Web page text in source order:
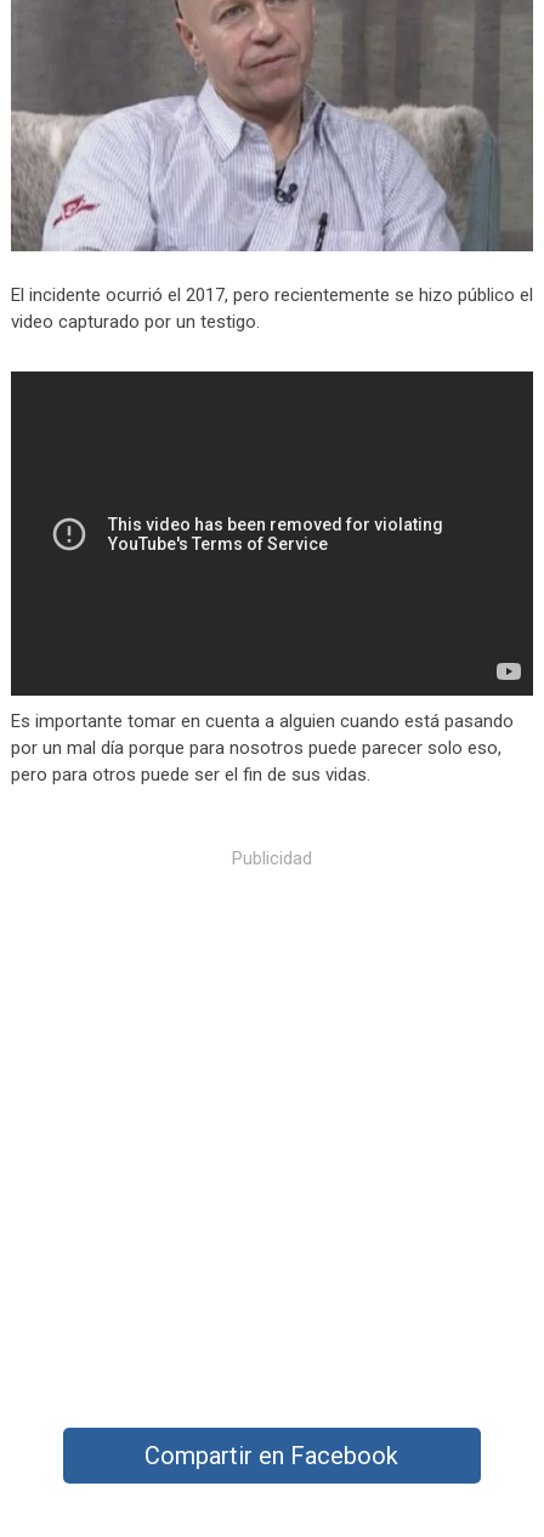
El incidente ocurrió el 2017, pero recientemente se hizo público el
video capturado por un testigo.
Es importante tomar en cuenta a alguien cuando está pasando
por un mal día porque para nosotros puede parecer solo eso,
pero para otros puede ser el fin de sus vidas.
Publicidad
Compartir en Facebook